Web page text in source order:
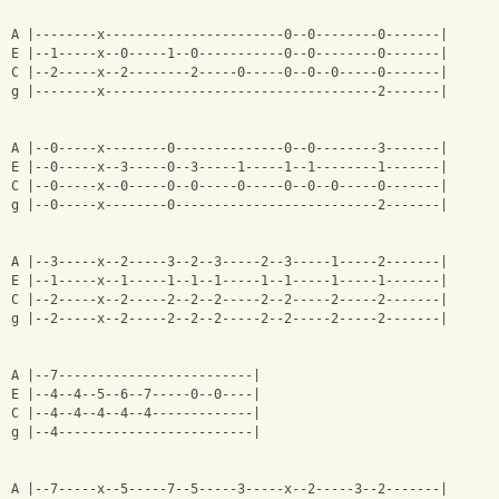
A |--------x-----------------------0--0--------0-------|
E |--1-----x--0-----1--0-----------0--0--------0-------|
C |--2-----x--2--------2-----0-----0--0--0-----0-------|
g |--------x-----------------------------------2-------|
A |--0-----x--------0--------------0--0--------3-------|
E |--0-----x--3-----0--3-----1-----1--1--------1-------|
C |--0-----x--0-----0--0-----0-----0--0--0-----0-------|
g |--0-----x--------0--------------------------2-------|
A |--3-----x--2-----3--2--3-----2--3-----1-----2-------|
E |--1-----x--1-----1--1--1-----1--1-----1-----1-------|
C |--2-----x--2-----2--2--2-----2--2-----2-----2-------|
g |--2-----x--2-----2--2--2-----2--2-----2-----2-------|
A |--7-------------------------|
E |--4--4--5--6--7-----0--0----|
C |--4--4--4--4--4-------------|
g |--4-------------------------|
A |--7-----x--5-----7--5-----3-----x--2-----3--2-------|